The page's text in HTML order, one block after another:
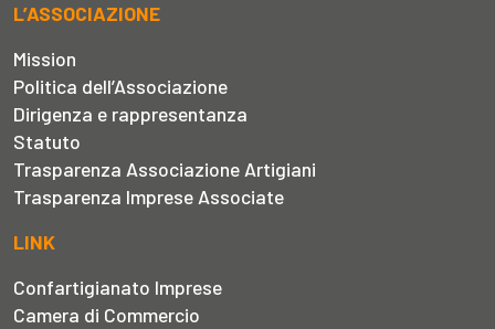
L’ASSOCIAZIONE
Mission
Politica dell’Associazione
Dirigenza e rappresentanza
Statuto
Trasparenza Associazione Artigiani
Trasparenza Imprese Associate
LINK
Confartigianato Imprese
Camera di Commercio